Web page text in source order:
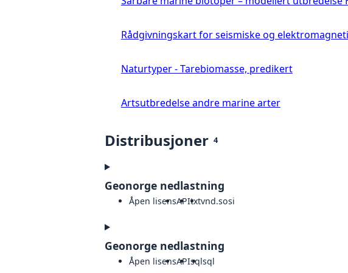
Rådgivningskart for seismiske og
Naturtyper - Tarebiomasse, predikert
Artsutbredelse andre marine arter
Distribusjoner 4
Geonorge nedlastning
Åpen lisensAPItxtvnd.sosi
Geonorge nedlastning
Åpen lisensAPIsqlsql